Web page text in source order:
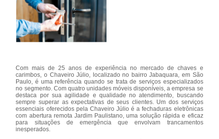
Com mais de 25 anos de experiência no mercado de chaves e
carimbos, o Chaveiro Júlio, localizado no bairro Jabaquara, em São
Paulo, é uma referência quando se trata de serviços especializados
no segmento. Com quatro unidades móveis disponíveis, a empresa se
destaca por sua agilidade e qualidade no atendimento, buscando
sempre superar as expectativas de seus clientes. Um dos serviços
essenciais oferecidos pela Chaveiro Júlio é a fechaduras eletrônicas
com abertura remota Jardim Paulistano, uma solução rápida e eficaz
para situações de emergência que envolvam trancamentos
inesperados.